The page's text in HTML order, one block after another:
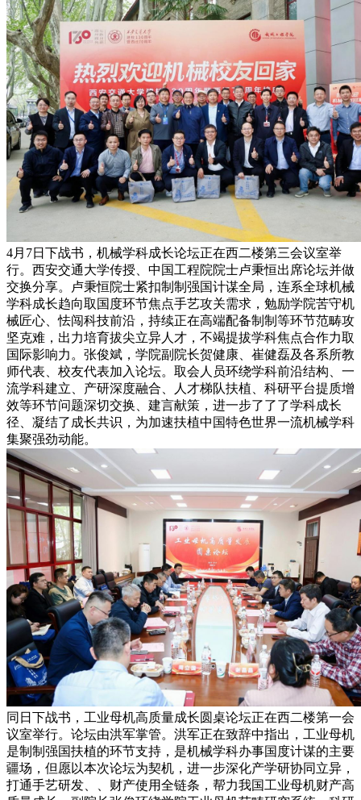
4月7日下战书，机械学科成长论坛正在西二楼第三会议室举
行。西安交通大学传授、中国工程院院士卢秉恒出席论坛并做
交换分享。卢秉恒院士紧扣制制强国计谋全局，连系全球机械
学科成长趋向取国度环节焦点手艺攻关需求，勉励学院苦守机
械匠心、怯闯科技前沿，持续正在高端配备制制等环节范畴攻
坚克难，出力培育拔尖立异人才，不竭提拔学科焦点合作力取
国际影响力。张俊斌，学院副院长贺健康、崔健磊及各系所教
师代表、校友代表加入论坛。取会人员环绕学科前沿结构、一
流学科建立、产研深度融合、人才梯队扶植、科研平台提质增
效等环节问题深切交换、建言献策，进一步了了了学科成长
径、凝结了成长共识，为加速扶植中国特色世界一流机械学科
集聚强劲动能。
同日下战书，工业母机高质量成长圆桌论坛正在西二楼第一会
议室举行。论坛由洪军掌管。洪军正在致辞中指出，工业母机
是制制强国扶植的环节支持，是机械学科办事国度计谋的主要
疆场，但愿以本次论坛为契机，进一步深化产学研协同立异，
打通手艺研发、、财产使用全链条，帮力我国工业母机财产高